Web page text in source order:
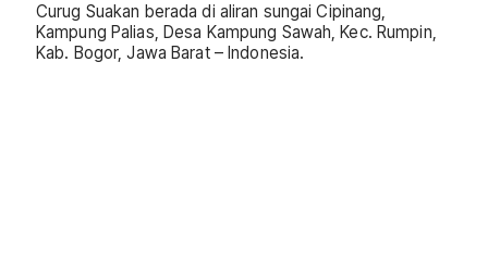
Curug Suakan berada di aliran sungai Cipinang,
Kampung Palias, Desa Kampung Sawah, Kec. Rumpin,
Kab. Bogor, Jawa Barat – Indonesia.